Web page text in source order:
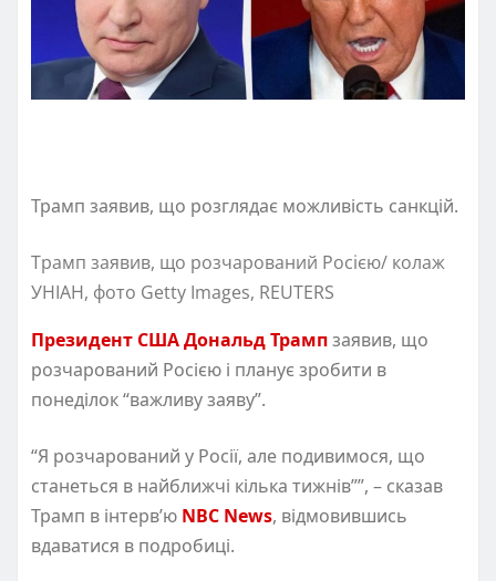
Трамп заявив, що розглядає можливість санкцій.
Трамп заявив, що розчарований Росією/ колаж
УНІАН, фото Getty Images, REUTERS
Президент США Дональд Трампзаявив, що
розчарований Росією і планує зробити в
понеділок “важливу заяву”.
“Я розчарований у Росії, але подивимося, що
станеться в найближчі кілька тижнів””, – сказав
Трамп в інтерв’ю NBC News, відмовившись
вдаватися в подробиці.